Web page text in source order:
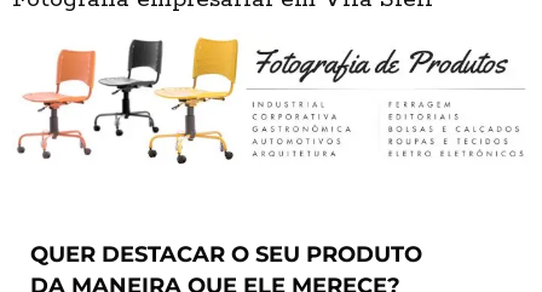
QUER DESTACAR O SEU PRODUTO
DA MANEIRA QUE ELE MERECE?